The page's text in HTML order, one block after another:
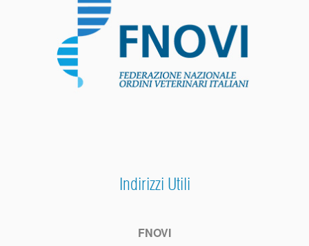
Indirizzi Utili
FNOVI